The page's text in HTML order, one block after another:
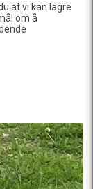
at vi kan lagre
om å